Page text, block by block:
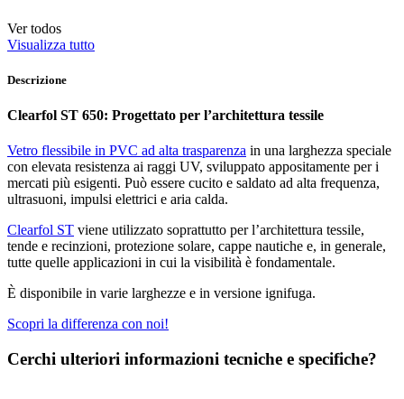
Ver todos
Visualizza tutto
Descrizione
Clearfol ST 650: Progettato per l’architettura tessile
Vetro flessibile in PVC ad alta trasparenza in una larghezza speciale
con elevata resistenza ai raggi UV, sviluppato appositamente per i
mercati più esigenti. Può essere cucito e saldato ad alta frequenza,
ultrasuoni, impulsi elettrici e aria calda.
Clearfol ST viene utilizzato soprattutto per l’architettura tessile,
tende e recinzioni, protezione solare, cappe nautiche e, in generale,
tutte quelle applicazioni in cui la visibilità è fondamentale.
È disponibile in varie larghezze e in versione ignifuga.
Scopri la differenza con noi!
Cerchi ulteriori informazioni tecniche e specifiche?